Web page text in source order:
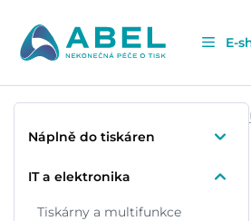
E-
Náplně do tiskáren
IT a elektronika
Tiskárny a multifunkce